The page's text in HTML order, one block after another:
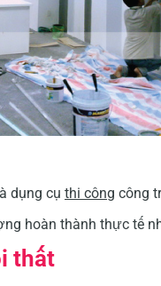
dụng cụ thi công công
hoàn thành thực tế
thất